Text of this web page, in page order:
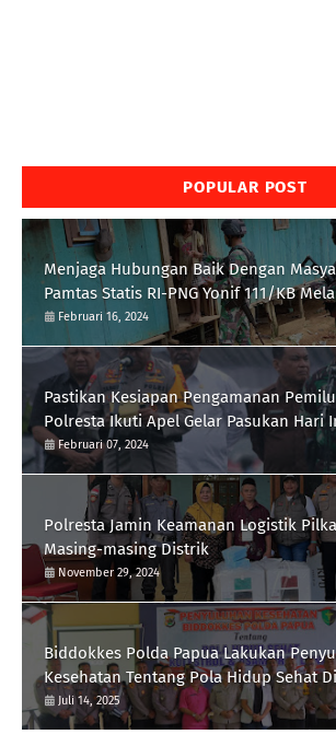
POPULAR POST
Menjaga Hubungan Baik Dengan
Pamtas Statis RI-PNG Yonif 111/KB
Silaturrahmi
Februari 16, 2024
Pastikan Kesiapan Pengamanan
Polresta Ikuti Apel Gelar Pasukan Hari
Februari 07, 2024
Polresta Jamin Keamanan Logistik
Masing-masing Distrik
November 29, 2024
Biddokkes Polda Papua Lakukan
Kesehatan Tentang Pola Hidup Sehat
Juli 14, 2025